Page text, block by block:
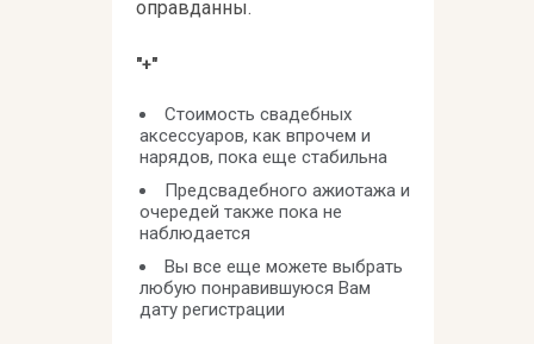
оправданны.
"+"
Стоимость свадебных
аксессуаров, как впрочем и
нарядов, пока еще стабильна
Предсвадебного ажиотажа и
очередей также пока не
наблюдается
Вы все еще можете выбрать
любую понравившуюся Вам
дату регистрации